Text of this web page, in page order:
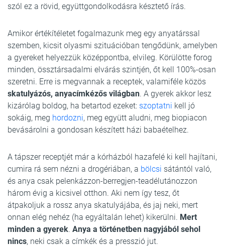
szól ez a rövid, együttgondolkodásra késztető írás.
Amikor értékítéletet fogalmazunk meg egy anyatárssal
szemben, kicsit olyasmi szituációban tengődünk, amelyben
a gyereket helyezzük középpontba, elvileg. Körülötte forog
minden, össztársadalmi elvárás szintjén, őt kell 100%-osan
szeretni. Erre is megvannak a receptek, valamiféle közös
skatulyázós, anyacímkézős világban. A gyerek akkor lesz
kizárólag boldog, ha betartod ezeket: szoptatni kell jó
sokáig, meg hordozni, meg együtt aludni, meg biopiacon
bevásárolni a gondosan készített házi babaételhez.
A tápszer receptjét már a kórházból hazafelé ki kell hajítani,
cumira rá sem nézni a drogériában, a bölcsi sátántól való,
és anya csak pelenkázzon-berregjen-teadélutánozzon
három évig a kicsivel otthon. Aki nem így tesz, őt
átpakoljuk a rossz anya skatulyájába, és jaj neki, mert
onnan elég nehéz (ha egyáltalán lehet) kikerülni. Mert
minden a gyerek. Anya a történetben nagyjából sehol
nincs, neki csak a címkék és a presszió jut.